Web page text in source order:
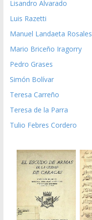
Lisandro Alvarado
Luis Razetti
Manuel Landaeta Rosales
Mario Briceño Iragorry
Pedro Grases
Simón Bolívar
Teresa Carreño
Teresa de la Parra
Tulio Febres Cordero